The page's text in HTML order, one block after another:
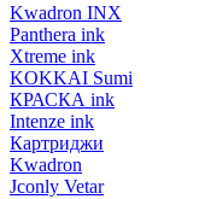
Kwadron INX
Panthera ink
Xtreme ink
KOKKAI Sumi
КРАСКА ink
Intenze ink
Картриджи
Kwadron
Jconly Vetar